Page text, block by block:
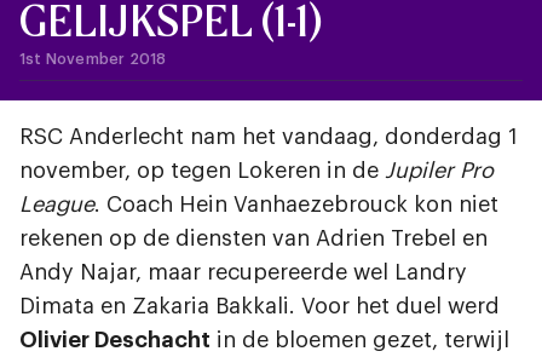
GELIJKSPEL (1-1)
1st November 2018
RSC Anderlecht nam het vandaag, donderdag 1
november, op tegen Lokeren in de Jupiler Pro
League. Coach Hein Vanhaezebrouck kon niet
rekenen op de diensten van Adrien Trebel en
Andy Najar, maar recupereerde wel Landry
Dimata en Zakaria Bakkali. Voor het duel werd
Olivier Deschacht in de bloemen gezet, terwijl